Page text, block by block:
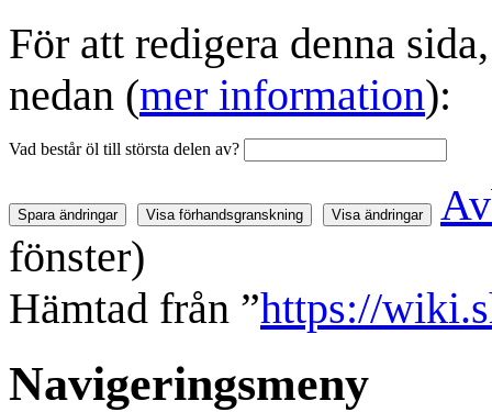
För att redigera denna
nedan (mer information):
Vad består öl till största delen av?
fönster)
Hämtad från ”https://
Navigeringsmeny